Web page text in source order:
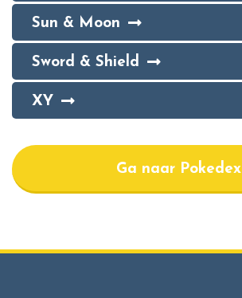
Sun & Moon
Sword & Shield
XY
Ga naar Pokedex